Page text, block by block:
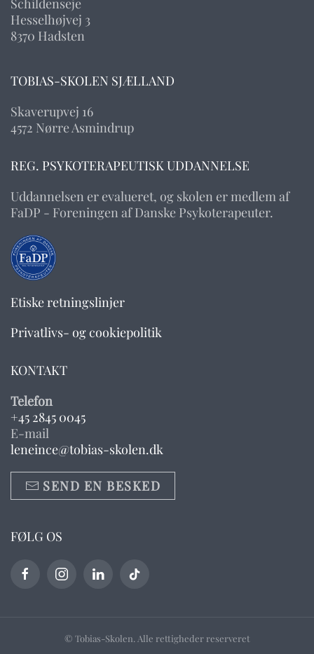
Schildenseje
Hesselhøjvej 3
8370 Hadsten
TOBIAS-SKOLEN SJÆLLAND
Skaverupvej 16
4572 Nørre Asmindrup
REG. PSYKOTERAPEUTISK UDDANNELSE
Uddannelsen er evalueret, og skolen er medlem af
FaDP - Foreningen af Danske Psykoterapeuter.
Etiske retningslinjer
Privatlivs- og cookiepolitik
KONTAKT
Telefon
+45 2845 0045
E-mail
leneince@tobias-skolen.dk
SEND EN BESKED
FØLG OS
© Tobias-Skolen. Alle rettigheder reserveret